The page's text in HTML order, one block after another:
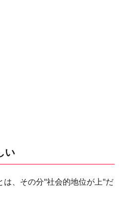
い
は、その分"社会的地位が上"だ